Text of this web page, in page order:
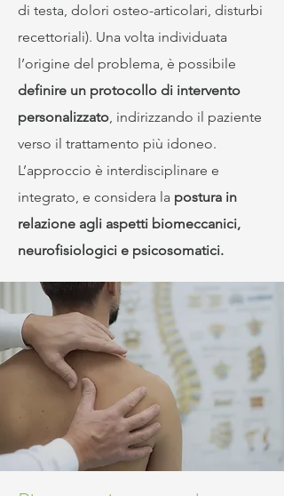
di testa, dolori osteo-articolari, disturbi
recettoriali). Una volta individuata
l’origine del problema, è possibile
definire un protocollo di intervento
personalizzato, indirizzando il paziente
verso il trattamento più idoneo.
L’approccio è interdisciplinare e
integrato, e considera la postura in
relazione agli aspetti biomeccanici,
neurofisiologici e psicosomatici.